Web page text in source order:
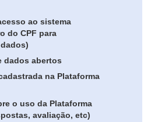
ao sistema
do CPF para
dados abertos
na Plataforma
o uso da Plataforma
avaliação, etc)